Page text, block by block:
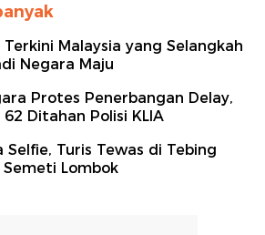
Malaysia yang Selangkah
Negara Maju
Protes Penerbangan Delay,
Ditahan Polisi KLIA
Selfie, Turis Tewas di Tebing
Lombok